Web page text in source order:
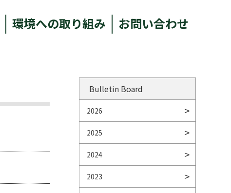
環境への取り組み お問い合わせ
Bulletin Board
2026
2025
2024
2023